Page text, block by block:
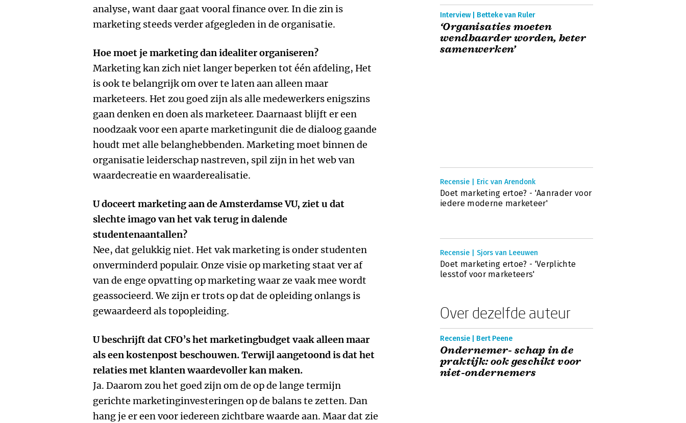
analyse, want daar gaat vooral finance over. In die zin is
marketing steeds verder afgegleden in de organisatie.
Hoe moet je marketing dan idealiter organiseren?
Marketing kan zich niet langer beperken tot één afdeling, Het
is ook te belangrijk om over te laten aan alleen maar
marketeers. Het zou goed zijn als alle medewerkers enigszins
gaan denken en doen als marketeer. Daarnaast blijft er een
noodzaak voor een aparte marketingunit die de dialoog gaande
houdt met alle belanghebbenden. Marketing moet binnen de
organisatie leiderschap nastreven, spil zijn in het web van
waardecreatie en waarderealisatie.
U doceert marketing aan de Amsterdamse VU, ziet u dat
slechte imago van het vak terug in dalende
studentenaantallen?
Nee, dat gelukkig niet. Het vak marketing is onder studenten
onverminderd populair. Onze visie op marketing staat ver af
van de enge opvatting op marketing waar ze vaak mee wordt
geassocieerd. We zijn er trots op dat de opleiding onlangs is
gewaardeerd als topopleiding.
U beschrijft dat CFO’s het marketingbudget vaak alleen maar
als een kostenpost beschouwen. Terwijl aangetoond is dat het
relaties met klanten waardevoller kan maken.
Ja. Daarom zou het goed zijn om de op de lange termijn
gerichte marketinginvesteringen op de balans te zetten. Dan
hang je er een voor iedereen zichtbare waarde aan. Maar dat zie
Interview | Betteke van Ruler
‘Organisaties moeten
wendbaarder worden, beter
samenwerken’
Recensie | Eric van Arendonk
Doet marketing ertoe? - 'Aanrader voor
iedere moderne marketeer'
Recensie | Sjors van Leeuwen
Doet marketing ertoe? - 'Verplichte
lesstof voor marketeers'
Over dezelfde auteur
Recensie | Bert Peene
Ondernemer- schap in de
praktijk: ook geschikt voor
niet-ondernemers